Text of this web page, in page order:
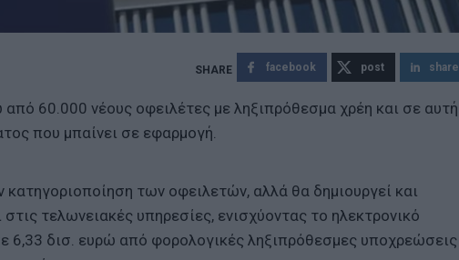
facebook post share
60.000 νέους οφειλέτες με ληξιπρόθεσμα χρέη και σε αυτή
που μπαίνει σε εφαρμογή.
των οφειλετών, αλλά θα δημιουργεί και
τελωνειακές υπηρεσίες, ενισχύοντας το ηλεκτρονικό
δισ. ευρώ από φορολογικές ληξιπρόθεσμες υποχρεώσεις